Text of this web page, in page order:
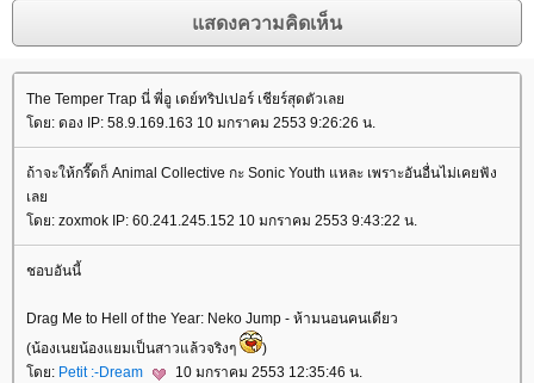
The Temper Trap นี่ พี่อู เดย์ทริปเปอร์ เชียร์สุดตัวเล
ดย: ดอง IP: 58.9.169.163 10 มกราคม 2553 9:26:26 น.
ถ้าจะให้กรี๊ดก็ Animal Collective กะ Sonic Youth แหละ เพราะอันอื่นไม่เคยฟัง
เล
ดย: zoxmok IP: 60.241.245.152 10 มกราคม 2553 9:43:22 น.
ชอบอันนี้
Drag Me to Hell of the Year: Neko Jump - ห้ามนอนคนเดียว
(น้องเนยน้องแยมเป็นสาวแล้วจริงๆ
)
ดย: Petit :-Dream 10 มกราคม 2553 12:35:46 น.